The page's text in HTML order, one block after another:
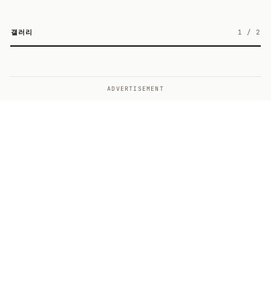
갤러리 1 / 2
ADVERTISEMENT